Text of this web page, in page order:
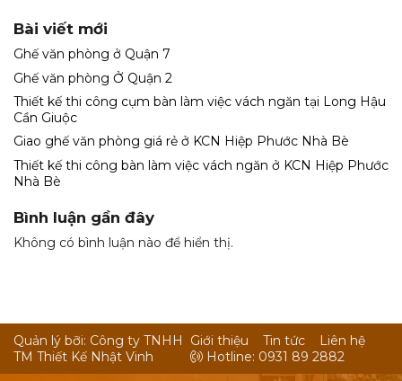
Bài viết mới
Ghế văn phòng ở Quận 7
Ghế văn phòng Ở Quận 2
Thiết kế thi công cụm bàn làm việc vách ngăn tại Long Hậu
Cần Giuộc
Giao ghế văn phòng giá rẻ ở KCN Hiệp Phước Nhà Bè
Thiết kế thi công bàn làm việc vách ngăn ở KCN Hiệp Phước
Nhà Bè
Bình luận gần đây
Không có bình luận nào để hiển thị.
Quản lý bỡi: Công ty TNHH
TM Thiết Kế Nhật Vinh
Giới thiệu Tin tức
Liên hệ
Hotline: 0931 89 2882